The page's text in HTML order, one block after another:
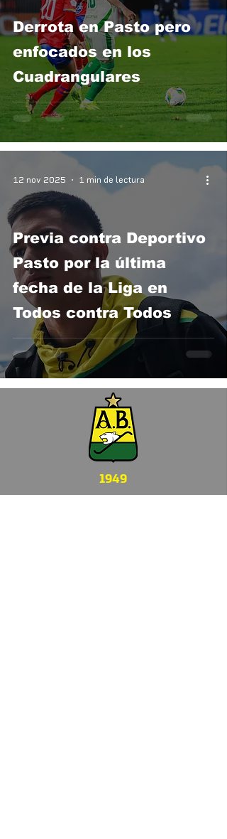
Derrota en Pasto pero
enfocados en los
Cuadrangulares
Previa contra Deportivo
Pasto por la última
fecha de la Liga en
Todos contra Todos
12 nov 2025 1 min de lectura
1949